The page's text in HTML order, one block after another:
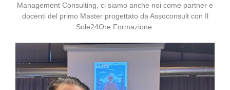
Management Consulting, ci siamo anche noi come partner e
docenti del primo Master progettato da Assoconsult con Il
Sole24Ore Formazione.